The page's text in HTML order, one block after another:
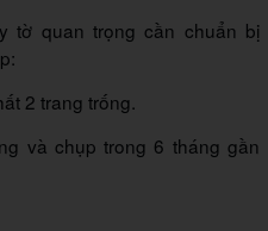
tờ quan trọng cần chuẩn bị
2 trang trống.
và chụp trong 6 tháng gần